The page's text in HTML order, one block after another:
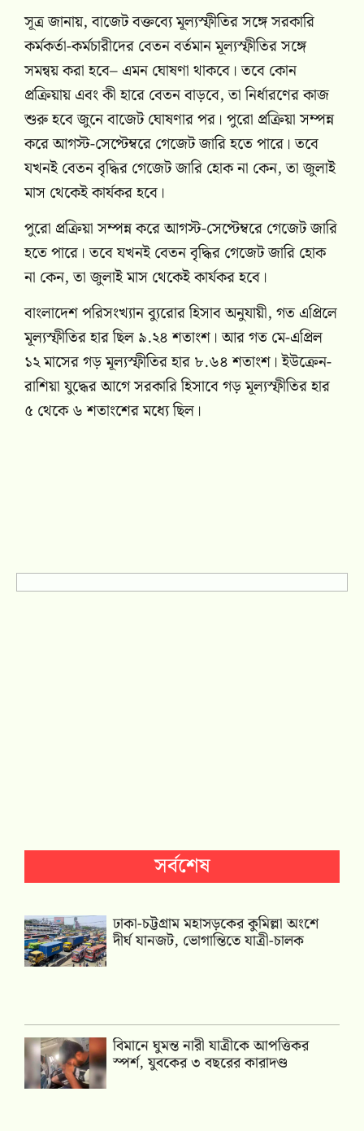
সূত্র জানায়, বাজেট বক্তব্যে মূল্যস্ফীতির সঙ্গে সরকারি
কর্মকর্তা-কর্মচারীদের বেতন বর্তমান মূল্যস্ফীতির সঙ্গে
সমন্বয় করা হবে– এমন ঘোষণা থাকবে। তবে কোন
প্রক্রিয়ায় এবং কী হারে বেতন বাড়বে, তা নির্ধারণের কাজ
শুরু হবে জুনে বাজেট ঘোষণার পর। পুরো প্রক্রিয়া সম্পন্ন
করে আগস্ট-সেপ্টেম্বরে গেজেট জারি হতে পারে। তবে
যখনই বেতন বৃদ্ধির গেজেট জারি হোক না কেন, তা জুলাই
মাস থেকেই কার্যকর হবে।
পুরো প্রক্রিয়া সম্পন্ন করে আগস্ট-সেপ্টেম্বরে গেজেট জারি
হতে পারে। তবে যখনই বেতন বৃদ্ধির গেজেট জারি হোক
না কেন, তা জুলাই মাস থেকেই কার্যকর হবে।
বাংলাদেশ পরিসংখ্যান ব্যুরোর হিসাব অনুযায়ী, গত এপ্রিলে
মূল্যস্ফীতির হার ছিল ৯.২৪ শতাংশ। আর গত মে-এপ্রিল
১২ মাসের গড় মূল্যস্ফীতির হার ৮.৬৪ শতাংশ। ইউক্রেন-
রাশিয়া যুদ্ধের আগে সরকারি হিসাবে গড় মূল্যস্ফীতির হার
৫ থেকে ৬ শতাংশের মধ্যে ছিল।
সর্বশেষ
ঢাকা-চট্টগ্রাম মহাসড়কের কুমিল্লা অংশে
দীর্ঘ যানজট, ভোগান্তিতে যাত্রী-চালক
বিমানে ঘুমন্ত নারী যাত্রীকে আপত্তিকর
স্পর্শ, যুবকের ৩ বছরের কারাদণ্ড